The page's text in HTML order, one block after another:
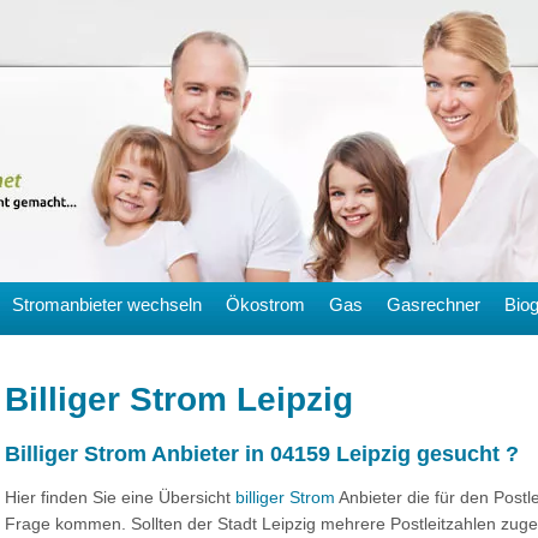
Stromanbieter wechseln Ökostrom Gas Gasrechner
Billiger Strom Leipzig
Billiger Strom Anbieter in 04159 Leipzig gesucht ?
Hier finden Sie eine Übersicht billiger Strom Anbieter die für den
Frage kommen. Sollten der Stadt Leipzig mehrere Postleitzahlen